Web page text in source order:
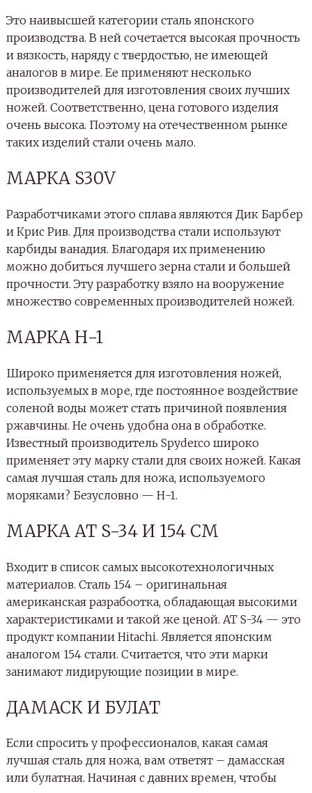
Это наивысшей категории сталь японского
производства. В ней сочетается высокая прочность
и вязкость, наряду с твердостью, не имеющей
аналогов в мире. Ее применяют несколько
производителей для изготовления своих лучших
ножей. Соответственно, цена готового изделия
очень высока. Поэтому на отечественном рынке
таких изделий стали очень мало.
МАРКА S30V
Разработчиками этого сплава являются Дик Барбер
и Крис Рив. Для производства стали используют
карбиды ванадия. Благодаря их применению
можно добиться лучшего зерна стали и большей
прочности. Эту разработку взяло на вооружение
множество современных производителей ножей.
МАРКА Н-1
Широко применяется для изготовления ножей,
используемых в море, где постоянное воздействие
соленой воды может стать причиной появления
ржавчины. Не очень удобна она в обработке.
Известный производитель Spyderco широко
применяет эту марку стали для своих ножей. Какая
самая лучшая сталь для ножа, используемого
моряками? Безусловно — Н-1.
МАРКА АТ S-34 И 154 СМ
Входит в список самых высокотехнологичных
материалов. Сталь 154 – оригинальная
американская разрабоотка, обладающая высокими
характеристиками и такой же ценой. AT S-34 — это
продукт компании Hitachi. Является японским
аналогом 154 стали. Считается, что эти марки
занимают лидирующие позиции в мире.
ДАМАСК И БУЛАТ
Если спросить у профессионалов, какая самая
лучшая сталь для ножа, вам ответят – дамасская
или булатная. Начиная с давних времен, чтобы